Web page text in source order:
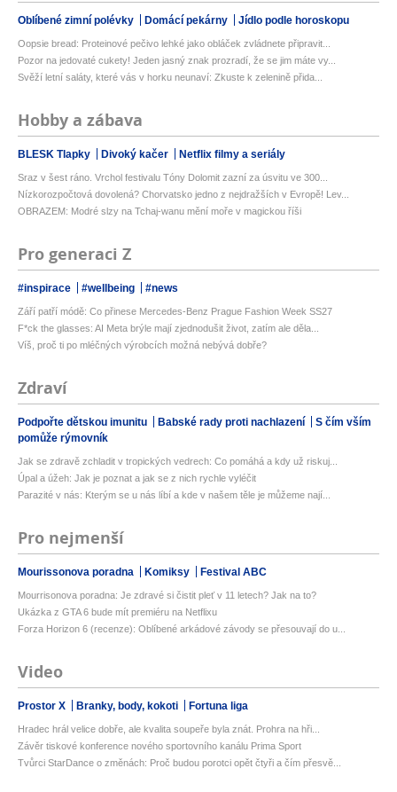
Oblíbené zimní polévky Domácí pekárny Jídlo podle horoskopu
Oopsie bread: Proteinové pečivo lehké jako obláček zvládnete připravit...
Pozor na jedovaté cukety! Jeden jasný znak prozradí, že se jim máte vy...
Svěží letní saláty, které vás v horku neunaví: Zkuste k zelenině přida...
Hobby a zábava
BLESK Tlapky Divoký kačer Netflix filmy a seriály
Sraz v šest ráno. Vrchol festivalu Tóny Dolomit zazní za úsvitu ve 300...
Nízkorozpočtová dovolená? Chorvatsko jedno z nejdražších v Evropě! Lev...
OBRAZEM: Modré slzy na Tchaj-wanu mění moře v magickou říši
Pro generaci Z
#inspirace #wellbeing #news
Září patří módě: Co přinese Mercedes-Benz Prague Fashion Week SS27
F*ck the glasses: AI Meta brýle mají zjednodušit život, zatím ale děla...
Víš, proč ti po mléčných výrobcích možná nebývá dobře?
Zdraví
Podpořte dětskou imunitu Babské rady proti nachlazení
S čím vším
pomůže rýmovník
Jak se zdravě zchladit v tropických vedrech: Co pomáhá a kdy už riskuj...
Úpal a úžeh: Jak je poznat a jak se z nich rychle vyléčit
Parazité v nás: Kterým se u nás líbí a kde v našem těle je můžeme nají...
Pro nejmenší
Mourissonova poradna Komiksy Festival ABC
Mourrisonova poradna: Je zdravé si čistit pleť v 11 letech? Jak na to?
Ukázka z GTA 6 bude mít premiéru na Netflixu
Forza Horizon 6 (recenze): Oblíbené arkádové závody se přesouvají do u...
Video
Prostor X Branky, body, kokoti Fortuna liga
Hradec hrál velice dobře, ale kvalita soupeře byla znát. Prohra na hři...
Závěr tiskové konference nového sportovního kanálu Prima Sport
Tvůrci StarDance o změnách: Proč budou porotci opět čtyři a čím přesvě...